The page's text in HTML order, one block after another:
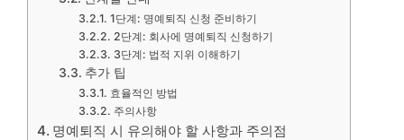
1단계: 명예퇴직 신청 준비하기
2단계: 회사에 명예퇴직 신청하기
3단계: 법적 지위 이해하기
추가 팁
효율적인 방법
주의사항
명예퇴직 시 유의해야 할 사항과 주의점